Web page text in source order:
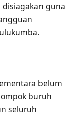
disiagakan guna
belum
buruh
seluruh